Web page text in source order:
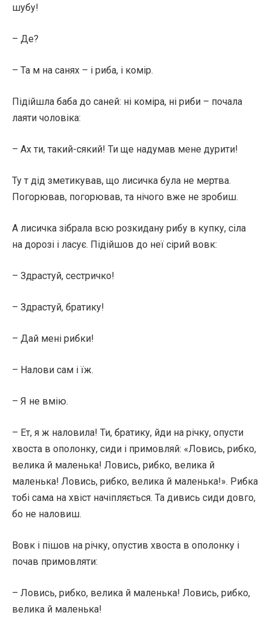
шубу!
– Де?
– Та м на санях – і риба, і комір.
Підійшла баба до саней: ні коміра, ні риби – почала
лаяти чоловіка:
– Ах ти, такий-сякий! Ти ще надумав мене дурити!
Ту т дід зметикував, що лисичка була не мертва.
Погорював, погорював, та нічого вже не зробиш.
А лисичка зібрала всю розкидану рибу в купку, сіла
на дорозі і ласує. Підійшов до неї сірий вовк:
– Здрастуй, сестричко!
– Здрастуй, братику!
– Дай мені рибки!
– Налови сам і їж.
– Я не вмію.
– Ет, я ж наловила! Ти, братику, йди на річку, опусти
хвоста в ополонку, сиди і примовляй: «Ловись, рибко,
велика й маленька! Ловись, рибко, велика й
маленька! Ловись, рибко, велика й маленька!». Рибка
тобі сама на хвіст начіпляється. Та дивись сиди довго,
бо не наловиш.
Вовк і пішов на річку, опустив хвоста в ополонку і
почав примовляти:
– Ловись, рибко, велика й маленька! Ловись, рибко,
велика й маленька!